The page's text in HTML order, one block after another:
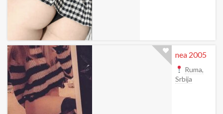
nea 2005
Ruma,
Srbija